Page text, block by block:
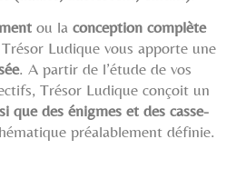
ou la conception complète
Ludique vous apporte une
. A partir de l’étude de vos
Trésor Ludique conçoit un
que des énigmes et des casse-
préalablement définie.